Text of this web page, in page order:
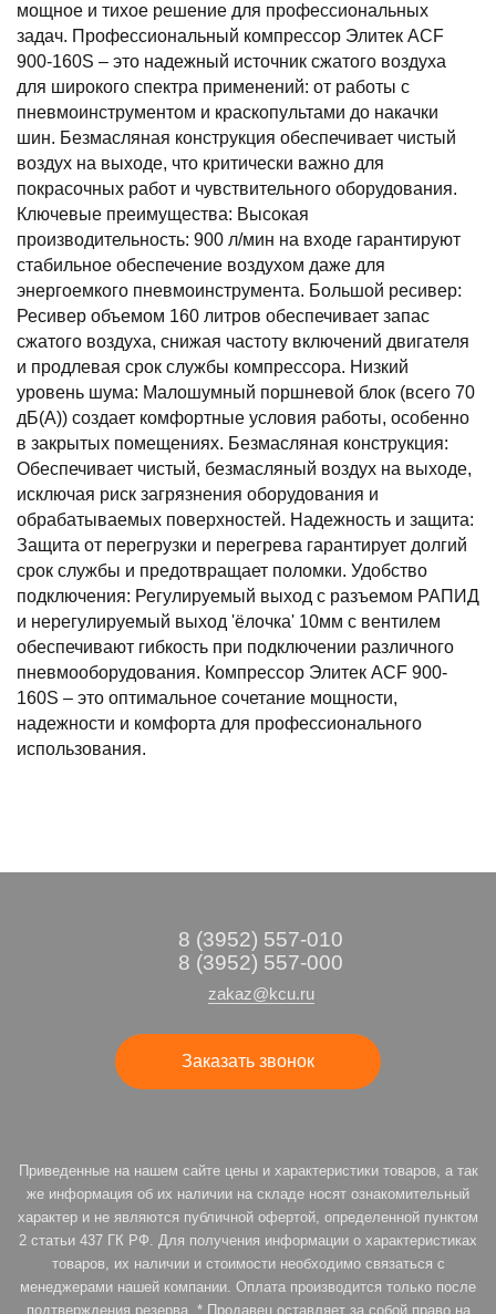
мощное и тихое решение для профессиональных
задач. Профессиональный компрессор Элитек ACF
900-160S – это надежный источник сжатого воздуха
для широкого спектра применений: от работы с
пневмоинструментом и краскопультами до накачки
шин. Безмасляная конструкция обеспечивает чистый
воздух на выходе, что критически важно для
покрасочных работ и чувствительного оборудования.
Ключевые преимущества: Высокая
производительность: 900 л/мин на входе гарантируют
стабильное обеспечение воздухом даже для
энергоемкого пневмоинструмента. Большой ресивер:
Ресивер объемом 160 литров обеспечивает запас
сжатого воздуха, снижая частоту включений двигателя
и продлевая срок службы компрессора. Низкий
уровень шума: Малошумный поршневой блок (всего 70
дБ(А)) создает комфортные условия работы, особенно
в закрытых помещениях. Безмасляная конструкция:
Обеспечивает чистый, безмасляный воздух на выходе,
исключая риск загрязнения оборудования и
обрабатываемых поверхностей. Надежность и защита:
Защита от перегрузки и перегрева гарантирует долгий
срок службы и предотвращает поломки. Удобство
подключения: Регулируемый выход с разъемом РАПИД
и нерегулируемый выход 'ёлочка' 10мм с вентилем
обеспечивают гибкость при подключении различного
пневмооборудования. Компрессор Элитек ACF 900-
160S – это оптимальное сочетание мощности,
надежности и комфорта для профессионального
использования.
8 (3952) 557-010
8 (3952) 557-000
zakaz@kcu.ru
Заказать звонок
Приведенные на нашем сайте цены и характеристики товаров, а так
же информация об их наличии на складе носят ознакомительный
характер и не являются публичной офертой, определенной пунктом
2 статьи 437 ГК РФ. Для получения информации о характеристиках
товаров, их наличии и стоимости необходимо связаться с
менеджерами нашей компании. Оплата производится только после
подтверждения резерва. * Продавец оставляет за собой право на